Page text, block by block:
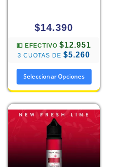
$14.390
💵 EFECTIVO$12.951
3 CUOTAS DE$5.260
Seleccionar Opciones